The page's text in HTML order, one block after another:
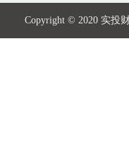
Copyright © 2020 实投